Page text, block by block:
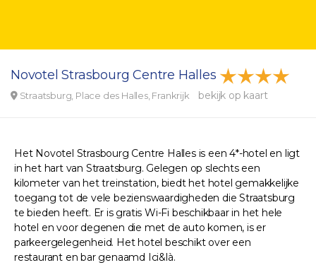
Novotel Strasbourg Centre Halles
Straatsburg, Place des Halles, Frankrijk bekijk op kaart
Het Novotel Strasbourg Centre Halles is een 4*-hotel en ligt
in het hart van Straatsburg. Gelegen op slechts een
kilometer van het treinstation, biedt het hotel gemakkelijke
toegang tot de vele bezienswaardigheden die Straatsburg
te bieden heeft. Er is gratis Wi-Fi beschikbaar in het hele
hotel en voor degenen die met de auto komen, is er
parkeergelegenheid. Het hotel beschikt over een
restaurant en bar genaamd Ici&là.